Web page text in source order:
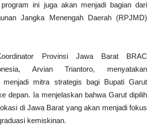
ini juga akan menjadi bagian dari
Jangka Menengah Daerah (RPJMD)
Provinsi Jawa Barat BRAC
Arvian Triantoro, menyatakan
menjadi mitra strategis bagi Bupati Garut
depan. Ia menjelaskan bahwa Garut dipilih
di Jawa Barat yang akan menjadi fokus
kemiskinan.